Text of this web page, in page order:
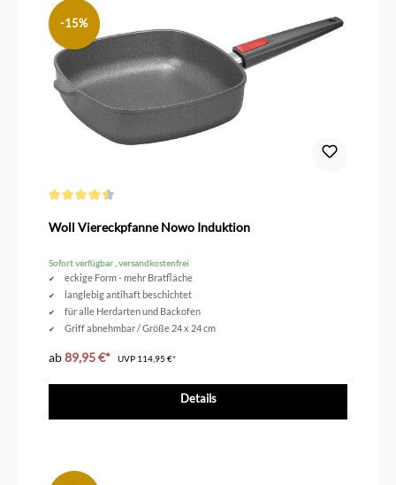
-15%
Woll Viereckpfanne Nowo Induktion
Sofort verfügbar , versandkostenfrei
eckige Form - mehr Bratfläche
langlebig antihaft beschichtet
für alle Herdarten und Backofen
Griff abnehmbar / Größe 24 x 24 cm
ab89,95 €* UVP 114,95 €*
Details